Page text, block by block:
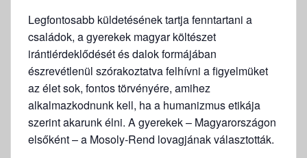
Legfontosabb küldetésének tartja fenntartani a
családok, a gyerekek magyar költészet
irántiérdeklődését és dalok formájában
észrevétlenül szórakoztatva felhívni a figyelmüket
az élet sok, fontos törvényére, amihez
alkalmazkodnunk kell, ha a humanizmus etikája
szerint akarunk élni. A gyerekek – Magyarországon
elsőként – a Mosoly-Rend lovagjának választották.